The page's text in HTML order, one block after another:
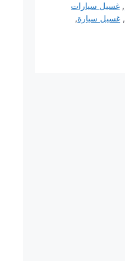
, غسيل سيارات
, غسيل سيارة,